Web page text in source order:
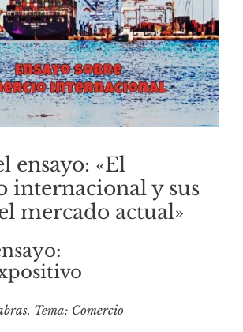
ensayo: «El
internacional y sus
mercado actual»
Tema: Comercio